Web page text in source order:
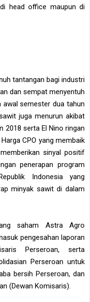
head office maupun di
tantangan bagi industri
dan sempat menyentuh
awal semester dua tahun
juga menurun akibat
2018 serta El Nino ringan
CPO yang membaik
sinyal positif
penerapan program
Indonesia yang
minyak sawit di dalam
saham Astra Agro
pengesahan laporan
Perseroan, serta
Perseroan untuk
bersih Perseroan, dan
(Dewan Komisaris).